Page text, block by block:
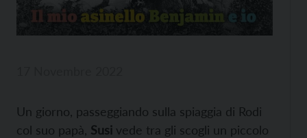
Un giorno, passeggiando sulla spiaggia di Rodi
col suo papà, Susi vede tra gli scogli un piccolo